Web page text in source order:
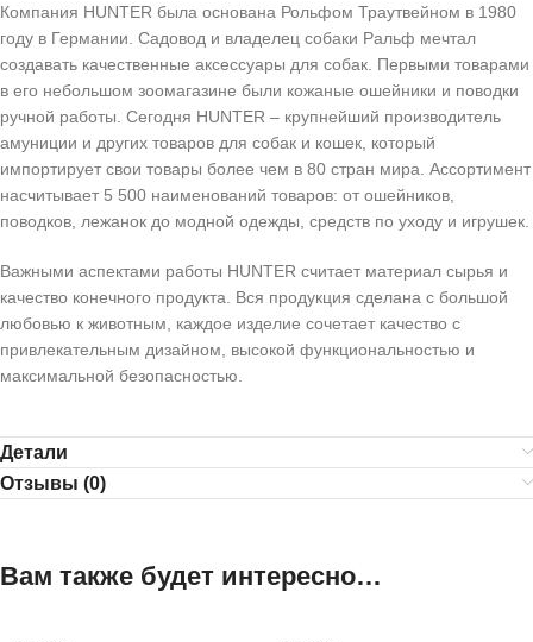
Компания HUNTER была основана Рольфом Траутвейном в 1980
году в Германии. Садовод и владелец собаки Ральф мечтал
создавать качественные аксессуары для собак. Первыми товарами
в его небольшом зоомагазине были кожаные ошейники и поводки
ручной работы. Сегодня HUNTER – крупнейший производитель
амуниции и других товаров для собак и кошек, который
импортирует свои товары более чем в 80 стран мира. Ассортимент
насчитывает 5 500 наименований товаров: от ошейников,
поводков, лежанок до модной одежды, средств по уходу и игрушек.
Важными аспектами работы HUNTER считает материал сырья и
качество конечного продукта. Вся продукция сделана с большой
любовью к животным, каждое изделие сочетает качество с
привлекательным дизайном, высокой функциональностью и
максимальной безопасностью.
Детали
Отзывы (0)
Вам также будет интересно…